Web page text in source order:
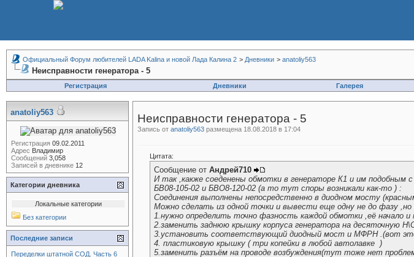
Официальный Форум любителей LADA Kalina и новой Лада Калина 2 > Дневники > anatoliy563
Неисправности генератора - 5
Регистрация
Дневники Галерея
Неисправности генератора - 5
Запись от anatoliy563 размещена 18.08.2018 в 17:04
Цитата:
Сообщение от Андрей710
И так ,какже соеденены обмотки в генераторе К1 и им подобным
БВ08-105-02 и БВО8-120-02 (а то тут споры возникали как-то ) :
Соединения выполнены непосредственно в диодном мосту
Можно сделать из одной точки и вывести еще одну не до фазу ,но
1.нужно определить точно фазность каждой обмотки ,её начало
2.заменить заднюю крышку корпуса генератора на десяточную
3.установить соответствующий диодный мост и МФРН .(вот
4. пластиковую крышку ( три копейки в любой автолавке )
5.заменить разъём на проводе возбуждения(тут тоже нет
anatoliy563
Регистрация 09.02.2011
Адрес Владимир
Сообщений 3,058
Записей в дневнике 12
Категории дневника
Локальные категории
Без категории
Последние записи
Переделки штатной СОД. Часть 6